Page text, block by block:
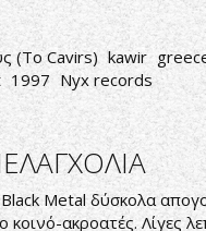
(To Cavirs) kawir
1997 Nyx records
Metal δύσκολα
κοινό-ακροατές. Λίγες